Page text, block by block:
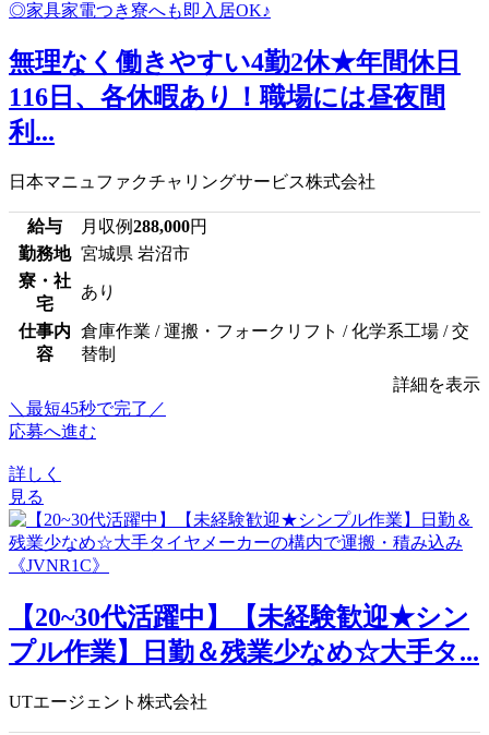
無理なく働きやすい4勤2休★年間休日
116日、各休暇あり！職場には昼夜間
利...
日本マニュファクチャリングサービス株式会社
給与 月収例288,000円
勤務地 宮城県 岩沼市
寮・社
宅
あり
仕事内
容
倉庫作業 / 運搬・フォークリフト / 化学系工場 / 交
替制
詳細を表示
＼最短45秒で完了／
応募へ進む
詳しく
見る
【20~30代活躍中】【未経験歓迎★シン
プル作業】日勤＆残業少なめ☆大手タ...
UTエージェント株式会社